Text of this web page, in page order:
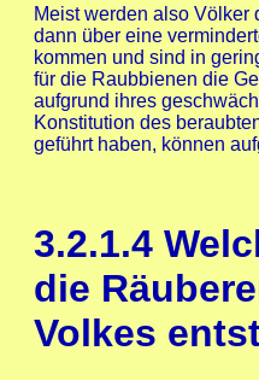
Meist werden also Völker
dann über eine
kommen und sind in
für die Raubbienen die
aufgrund ihres
Konstitution des
geführt haben, können
3.2.1.4
die
Volkes